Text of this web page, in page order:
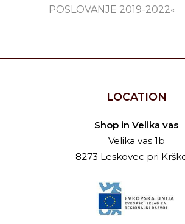
POSLOVANJE 2019-2022«
LOCATION
Shop in Velika vas
Velika vas 1b
8273 Leskovec pri